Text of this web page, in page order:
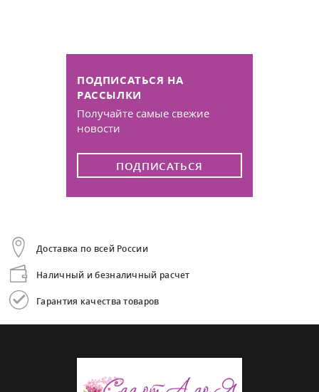
ПОДПИСАТЬСЯ НА
РАССЫЛКИ
Получайте самые свежие
новости
ПОДПИСАТЬСЯ
Доставка по всей России
Наличный и безналичный расчет
Гарантия качества товаров